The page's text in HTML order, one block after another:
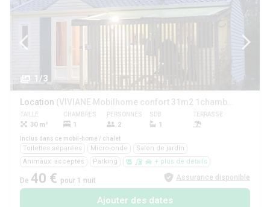
1/3
Location (VIVIANE Mobilhome confort 31m2 1chambre + salon)
TAILLE
30 m²
CHAMBRES
1
PERSONNES
2
SDB
1
TERRASSE
Inclus dans ce mobil-home / chalet
Toilettes séparées Micro-onde
Salon de jardin
Animaux: acceptés
Parking + plus de détails
De 40 € pour 1 nuit Assurance disponible
Ajouter des dates